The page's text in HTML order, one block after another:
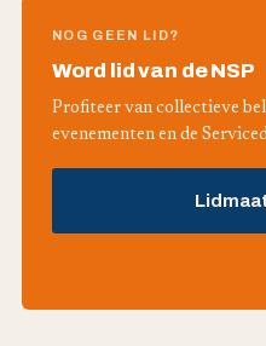
NOG GEEN LID?
Word lid van de NSP
Profiteer van collectieve
evenementen en de